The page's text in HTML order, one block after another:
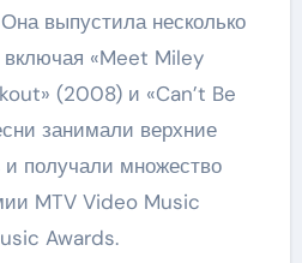
выпустила несколько
«Meet Miley
(2008) и «Can’t Be
занимали верхние
получали множество
MTV Video Music
Awards.